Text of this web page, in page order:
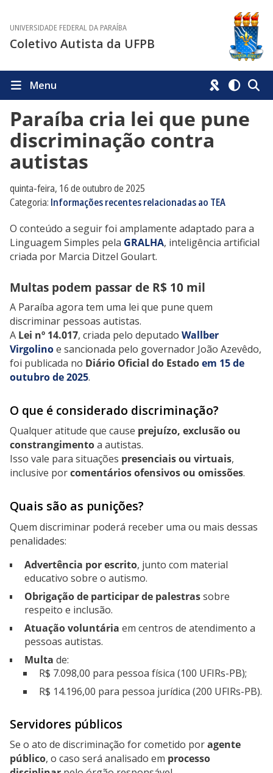
UNIVERSIDADE FEDERAL DA PARAÍBA
Coletivo Autista da UFPB
Menu
Paraíba cria lei que pune
discriminação contra
autistas
quinta-feira, 16 de outubro de 2025
Categoria: Informações recentes relacionadas ao TEA
O conteúdo a seguir foi amplamente adaptado para a
Linguagem Simples pela GRALHA, inteligência artificial
criada por Marcia Ditzel Goulart.
Multas podem passar de R$ 10 mil
A Paraíba agora tem uma lei que pune quem
discriminar pessoas autistas.
A Lei nº 14.017, criada pelo deputado Wallber
Virgolinoe sancionada pelo governador João Azevêdo,
foi publicada no Diário Oficial do Estadoem 15 de
outubro de 2025.
O que é considerado discriminação?
Qualquer atitude que cause prejuízo, exclusão ou
constrangimentoa autistas.
Isso vale para situações presenciais ou virtuais,
inclusive porcomentários ofensivos ou omissões.
Quais são as punições?
Quem discriminar poderá receber uma ou mais dessas
penalidades:
Advertência por escrito, junto com material
educativo sobre o autismo.
Obrigação de participar de palestrassobre
respeito e inclusão.
Atuação voluntária em centros de atendimento a
pessoas autistas.
Multa de:
R$ 7.098,00 para pessoa física (100 UFIRs-PB);
R$ 14.196,00 para pessoa jurídica (200 UFIRs-PB).
Servidores públicos
Se o ato de discriminação for cometido poragente
público, o caso será analisado em processo